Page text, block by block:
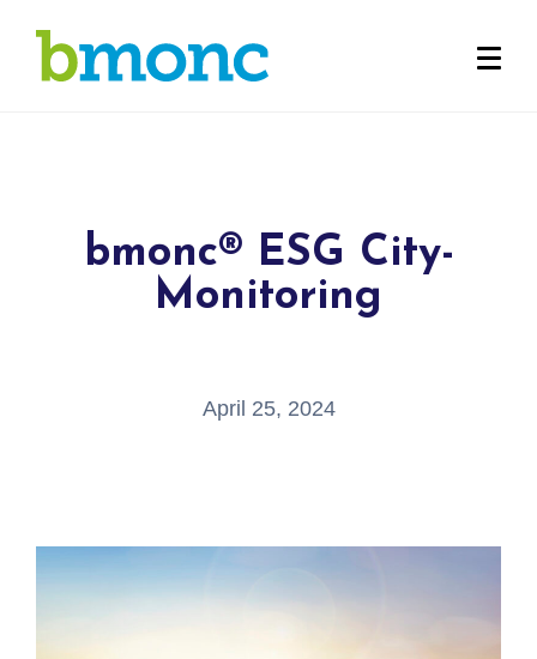
bmonc® ESG City-
Monitoring
April 25, 2024